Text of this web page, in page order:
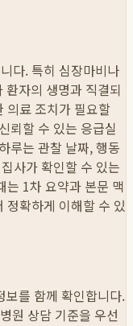
다. 특히 심장마비나
자의 생명과 직결되
의료 조치가 필요할
뢰할 수 있는 응급실
루는 관찰 날짜, 행동
사가 확인할 수 있는
는 1차 요약과 본문 맥
정확하게 이해할 수 있
보를 함께 확인합니다.
원 상담 기준을 우선